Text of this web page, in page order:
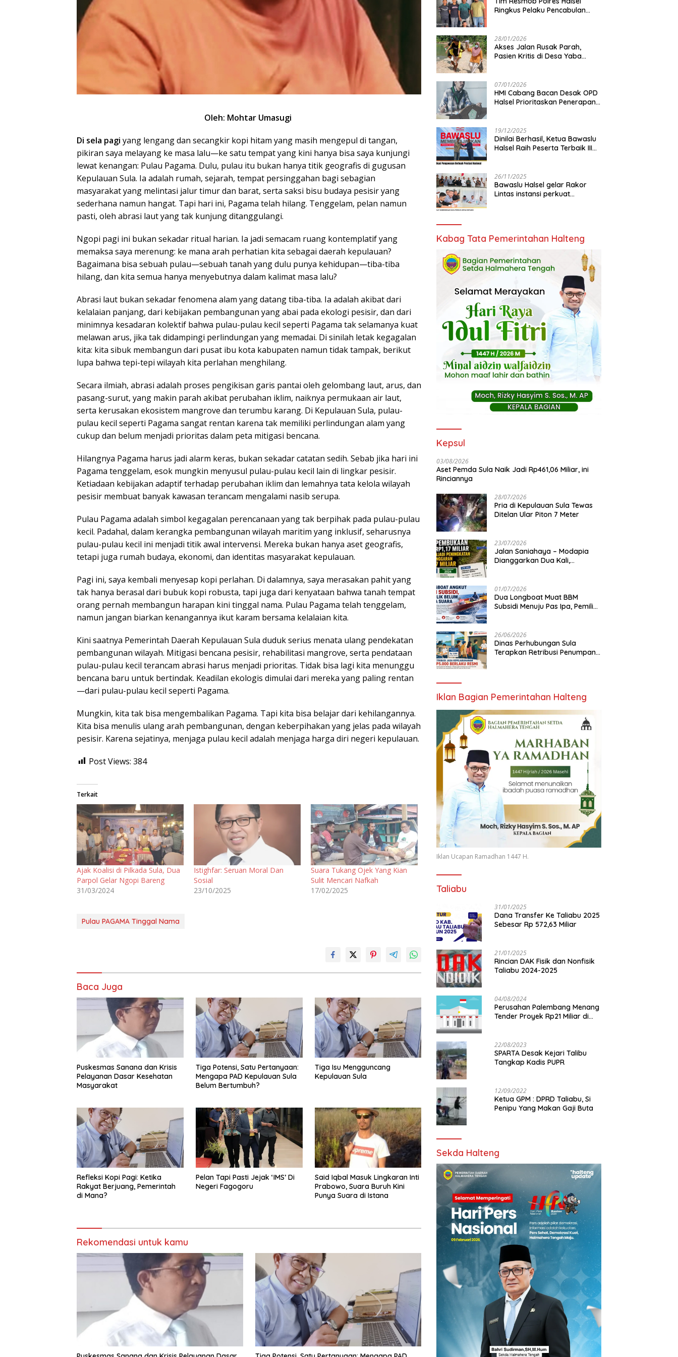
Oleh: Mohtar Umasugi
Di sela pagi yang lengang dan secangkir kopi hitam yang masih mengepul di tangan,
pikiran saya melayang ke masa lalu—ke satu tempat yang kini hanya bisa saya kunjungi
lewat kenangan: Pulau Pagama. Dulu, pulau itu bukan hanya titik geografis di gugusan
Kepulauan Sula. Ia adalah rumah, sejarah, tempat persinggahan bagi sebagian
masyarakat yang melintasi jalur timur dan barat, serta saksi bisu budaya pesisir yang
sederhana namun hangat. Tapi hari ini, Pagama telah hilang. Tenggelam, pelan namun
pasti, oleh abrasi laut yang tak kunjung ditanggulangi.
Ngopi pagi ini bukan sekadar ritual harian. Ia jadi semacam ruang kontemplatif yang
memaksa saya merenung: ke mana arah perhatian kita sebagai daerah kepulauan?
Bagaimana bisa sebuah pulau—sebuah tanah yang dulu punya kehidupan—tiba-tiba
hilang, dan kita semua hanya menyebutnya dalam kalimat masa lalu?
Abrasi laut bukan sekadar fenomena alam yang datang tiba-tiba. Ia adalah akibat dari
kelalaian panjang, dari kebijakan pembangunan yang abai pada ekologi pesisir, dan dari
minimnya kesadaran kolektif bahwa pulau-pulau kecil seperti Pagama tak selamanya kuat
melawan arus, jika tak didampingi perlindungan yang memadai. Di sinilah letak kegagalan
kita: kita sibuk membangun dari pusat ibu kota kabupaten namun tidak tampak, berikut
lupa bahwa tepi-tepi wilayah kita perlahan menghilang.
Secara ilmiah, abrasi adalah proses pengikisan garis pantai oleh gelombang laut, arus, dan
pasang-surut, yang makin parah akibat perubahan iklim, naiknya permukaan air laut,
serta kerusakan ekosistem mangrove dan terumbu karang. Di Kepulauan Sula, pulau-
pulau kecil seperti Pagama sangat rentan karena tak memiliki perlindungan alam yang
cukup dan belum menjadi prioritas dalam peta mitigasi bencana.
Hilangnya Pagama harus jadi alarm keras, bukan sekadar catatan sedih. Sebab jika hari ini
Pagama tenggelam, esok mungkin menyusul pulau-pulau kecil lain di lingkar pesisir.
Ketiadaan kebijakan adaptif terhadap perubahan iklim dan lemahnya tata kelola wilayah
pesisir membuat banyak kawasan terancam mengalami nasib serupa.
Pulau Pagama adalah simbol kegagalan perencanaan yang tak berpihak pada pulau-pulau
kecil. Padahal, dalam kerangka pembangunan wilayah maritim yang inklusif, seharusnya
pulau-pulau kecil ini menjadi titik awal intervensi. Mereka bukan hanya aset geografis,
tetapi juga rumah budaya, ekonomi, dan identitas masyarakat kepulauan.
Pagi ini, saya kembali menyesap kopi perlahan. Di dalamnya, saya merasakan pahit yang
tak hanya berasal dari bubuk kopi robusta, tapi juga dari kenyataan bahwa tanah tempat
orang pernah membangun harapan kini tinggal nama. Pulau Pagama telah tenggelam,
namun jangan biarkan kenangannya ikut karam bersama kelalaian kita.
Kini saatnya Pemerintah Daerah Kepulauan Sula duduk serius menata ulang pendekatan
pembangunan wilayah. Mitigasi bencana pesisir, rehabilitasi mangrove, serta pendataan
pulau-pulau kecil terancam abrasi harus menjadi prioritas. Tidak bisa lagi kita menunggu
bencana baru untuk bertindak. Keadilan ekologis dimulai dari mereka yang paling rentan
—dari pulau-pulau kecil seperti Pagama.
Mungkin, kita tak bisa mengembalikan Pagama. Tapi kita bisa belajar dari kehilangannya.
Kita bisa menulis ulang arah pembangunan, dengan keberpihakan yang jelas pada wilayah
pesisir. Karena sejatinya, menjaga pulau kecil adalah menjaga harga diri negeri kepulauan.
Post Views: 384
Terkait
Ajak Koalisi di Pilkada Sula, Dua
Parpol Gelar Ngopi Bareng
31/03/2024
Istighfar: Seruan Moral Dan
Sosial
23/10/2025
Suara Tukang Ojek Yang Kian
Sulit Mencari Nafkah
17/02/2025
Pulau PAGAMA Tinggal Nama
Baca Juga
Puskesmas Sanana dan Krisis
Pelayanan Dasar Kesehatan
Masyarakat
Tiga Potensi, Satu Pertanyaan:
Mengapa PAD Kepulauan Sula
Belum Bertumbuh?
Tiga Isu Mengguncang
Kepulauan Sula
Refleksi Kopi Pagi: Ketika
Rakyat Berjuang, Pemerintah
di Mana?
Pelan Tapi Pasti Jejak ‘IMS’ Di
Negeri Fagogoru
Said Iqbal Masuk Lingkaran Inti
Prabowo, Suara Buruh Kini
Punya Suara di Istana
Rekomendasi untuk kamu
Ringkus Pelaku Pencabulan
28/01/2026
Akses Jalan Rusak Parah,
Pasien Kritis di Desa Yaba
07/01/2026
HMI Cabang Bacan Desak OPD
Halsel Prioritaskan Penerapan
19/12/2025
Dinilai Berhasil, Ketua Bawaslu
Halsel Raih Peserta Terbaik III
26/11/2025
Bawaslu Halsel gelar Rakor
Lintas instansi perkuat
Kabag Tata Pemerintahan Halteng
Kepsul
03/08/2026
Aset Pemda Sula Naik Jadi Rp461,06 Miliar, ini
Rinciannya
28/07/2026
Pria di Kepulauan Sula Tewas
Ditelan Ular Piton 7 Meter
23/07/2026
Jalan Saniahaya – Modapia
Dianggarkan Dua Kali,
01/07/2026
Dua Longboat Muat BBM
Subsidi Menuju Pas Ipa, Pemilik
26/06/2026
Dinas Perhubungan Sula
Terapkan Retribusi Penumpang
Iklan Bagian Pemerintahan Halteng
Iklan Ucapan Ramadhan 1447 H.
Taliabu
31/01/2025
Dana Transfer Ke Taliabu 2025
Sebesar Rp 572,63 Miliar
21/01/2025
Rincian DAK Fisik dan Nonfisik
Taliabu 2024-2025
04/08/2024
Perusahan Palembang Menang
Tender Proyek Rp21 Miliar di
22/08/2023
SPARTA Desak Kejari Talibu
Tangkap Kadis PUPR
12/09/2022
Ketua GPM : DPRD Taliabu, Si
Penipu Yang Makan Gaji Buta
Sekda Halteng